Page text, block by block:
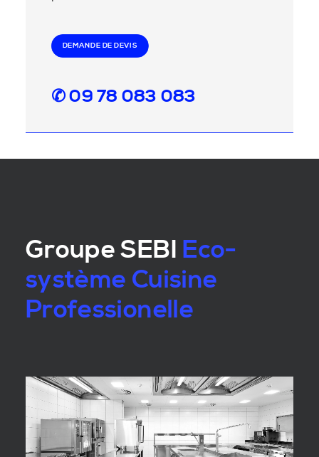
DEMANDE DE DEVIS
✆ 09 78 083 083
Groupe SEBI Eco-
système Cuisine
Professionelle